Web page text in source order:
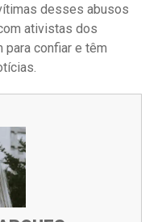
desses abusos
ativistas dos
para confiar e têm